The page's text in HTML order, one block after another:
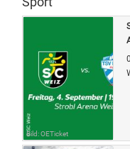
Bild: OETicket